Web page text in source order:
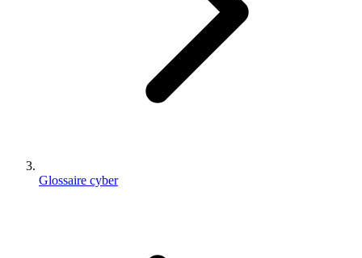
Glossaire cyber